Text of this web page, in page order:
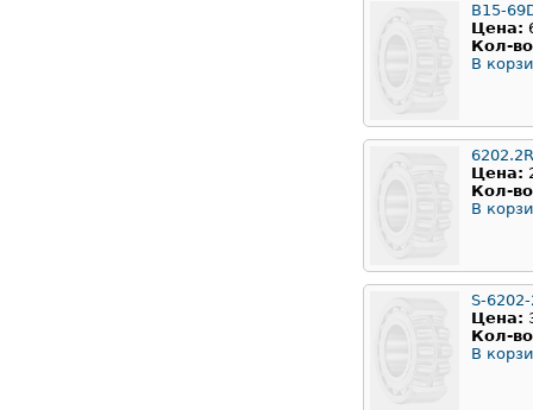
B15-
Цена:
Кол-
В
Цена:
Кол-
В
S-6202-
Цена:
Кол-
В